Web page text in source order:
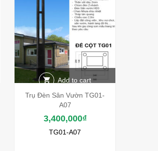
Add to cart
Trụ Đèn Sân Vườn TG01-
A07
3,400,000₫
TG01-A07